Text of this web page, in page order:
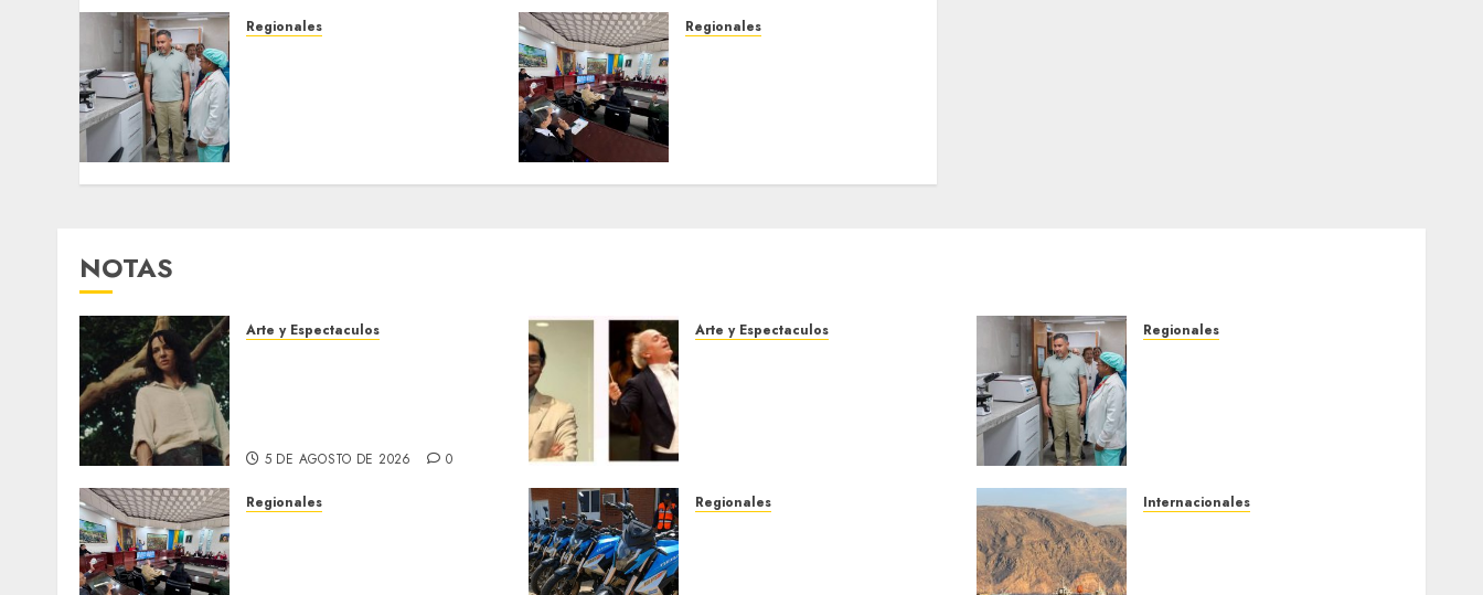
Regionales
5 DE AGOSTO DE 2026 0
Regionales
5 DE AGOSTO DE 2026 0
NOTAS
Arte y Espectaculos
5 DE AGOSTO DE 2026 0
Arte y Espectaculos Regionales
Regionales
Regionales Internacionales